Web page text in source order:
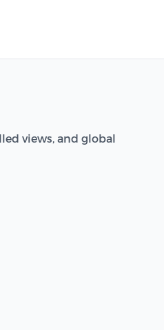
views, and global